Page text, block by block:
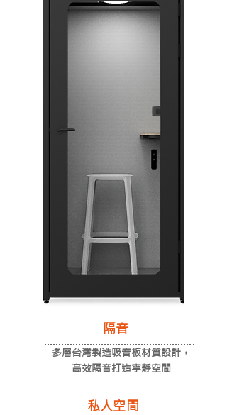
​隔音
多層台灣製造吸音板材質設計，
​高效隔音打造寧靜空間
​私人空間